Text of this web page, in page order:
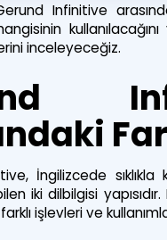
Takvimi
Infinitive
inceleyeceğiz.
İngilizcede sıklıkla
iki dilbilgisi
işlevleri ve